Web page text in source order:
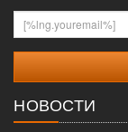
[%lng.youremail%]
НОВОСТИ